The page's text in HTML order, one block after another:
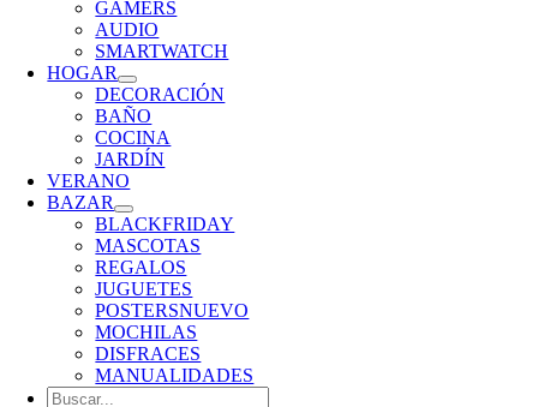
GAMERS
AUDIO
SMARTWATCH
HOGAR
DECORACIÓN
BAÑO
COCINA
JARDÍN
VERANO
BAZAR
BLACKFRIDAY
MASCOTAS
REGALOS
JUGUETES
POSTERSNUEVO
MOCHILAS
DISFRACES
MANUALIDADES
Buscar: